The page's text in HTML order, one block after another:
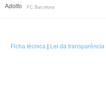
Adolfo FC Barcelona
Ficha técnica| Lei da transparência|